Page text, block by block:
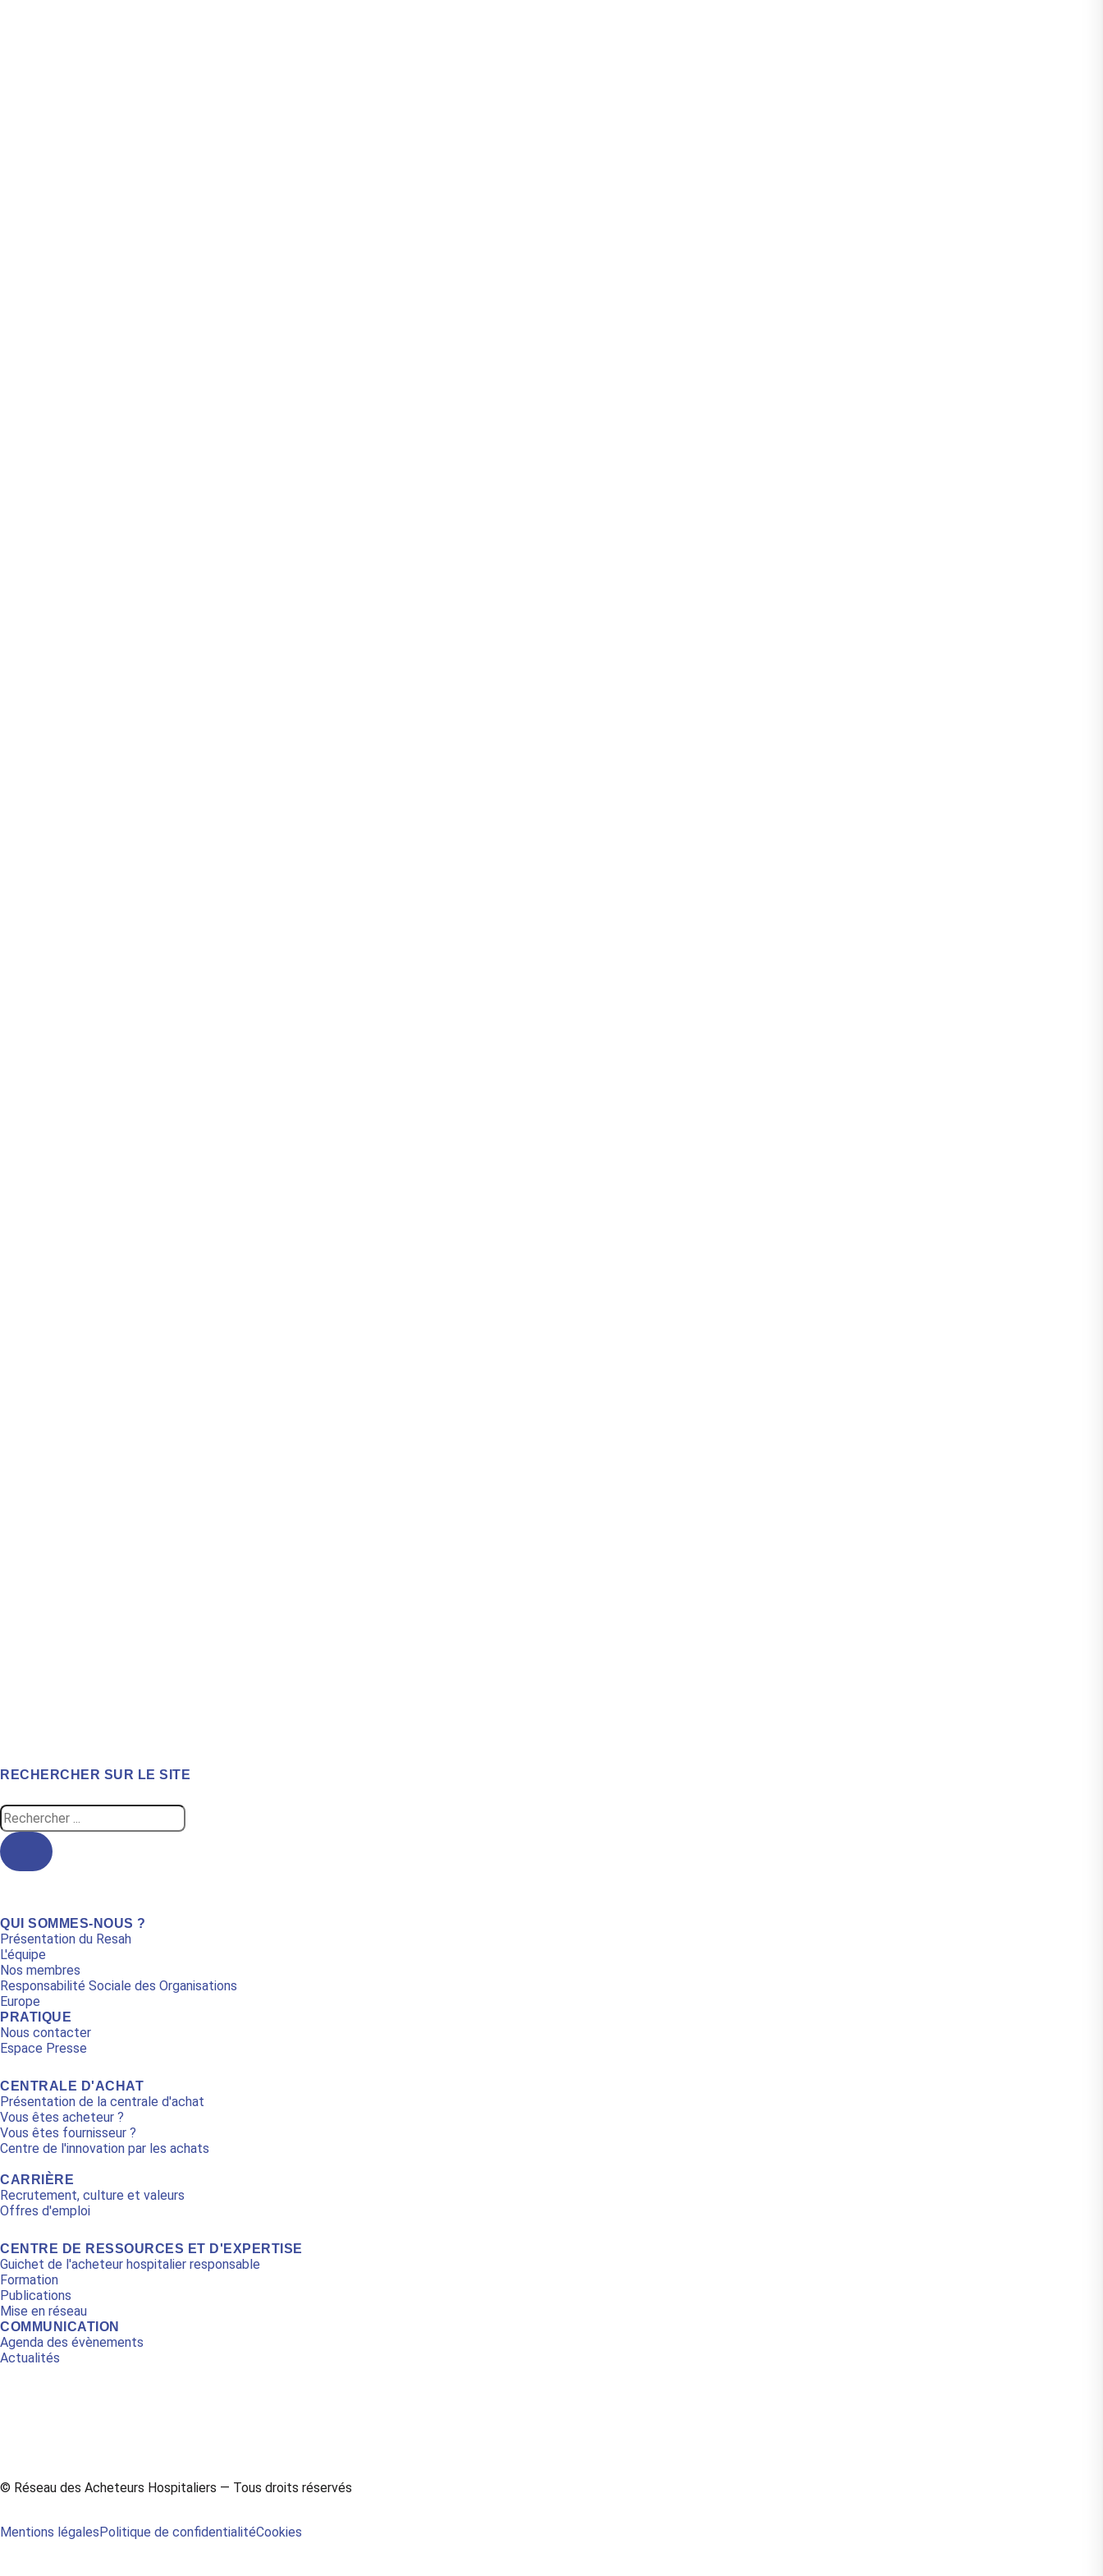
RECHERCHER SUR LE SITE
Search
...
QUI SOMMES-NOUS ?
Présentation du Resah
L'équipe
Nos membres
Responsabilité Sociale des Organisations
Europe
PRATIQUE
Nous contacter
Espace Presse
CENTRALE D'ACHAT
Présentation de la centrale d'achat
Vous êtes acheteur ?
Vous êtes fournisseur ?
Centre de l'innovation par les achats
CARRIÈRE
Recrutement, culture et valeurs
Offres d'emploi
CENTRE DE RESSOURCES ET D'EXPERTISE
Guichet de l'acheteur hospitalier responsable
Formation
Publications
Mise en réseau
COMMUNICATION
Agenda des évènements
Actualités
n
e
u
u
© Réseau des Acheteurs Hospitaliers — Tous droits réservés
Mentions légales Politique de confidentialitéCookies